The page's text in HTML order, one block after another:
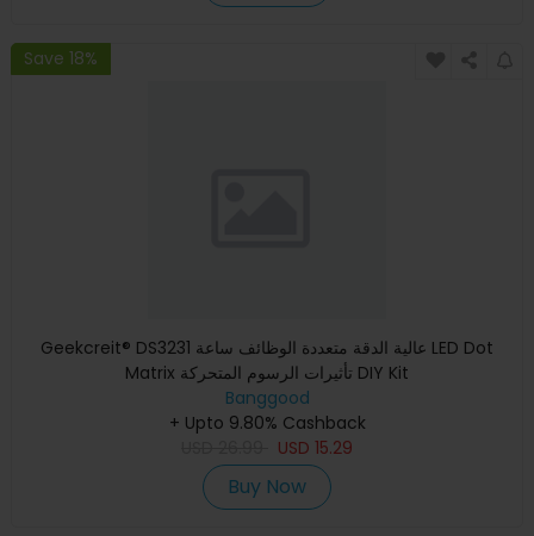
Save 18%
Geekcreit® DS3231 عالية الدقة متعددة الوظائف ساعة LED Dot
Matrix تأثيرات الرسوم المتحركة DIY Kit
Banggood
+ Upto 9.80% Cashback
USD 15.29
Buy Now